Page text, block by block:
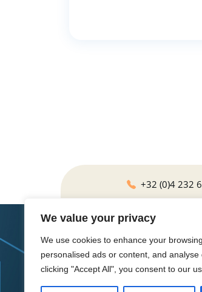
We value your privacy
We use cookies to enhance your
personalised ads or content, and analyse
clicking "Accept All", you consent to our
+32 (0)4 232